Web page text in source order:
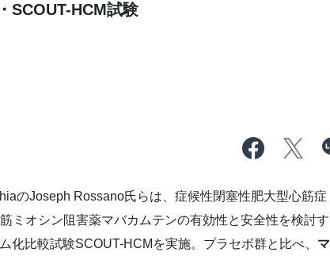
SCOUT-HCM試験
のJoseph Rossano氏らは、症候性閉塞性肥大型心筋症
ミオシン阻害薬マバカムテンの有効性と安全性を検討す
比較試験SCOUT-HCMを実施。プラセボ群と比べ、 マ